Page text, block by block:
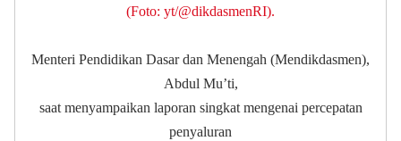
Menteri Pendidikan Dasar dan Menengah (Mendikdasmen),
Abdul Mu’ti,
saat menyampaikan laporan singkat mengenai percepatan
penyaluran